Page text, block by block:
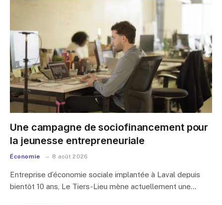
Une campagne de sociofinancement pour
la jeunesse entrepreneuriale
Économie 8 août 2026
Entreprise d’économie sociale implantée à Laval depuis
bientôt 10 ans, Le Tiers-Lieu mène actuellement une…